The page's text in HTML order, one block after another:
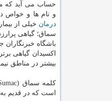
حساب می آید که
و نام ها و خواص
درمان خیلی از
سماق؛ گیاهی
بیشتر در مناطق
است که در قدیم